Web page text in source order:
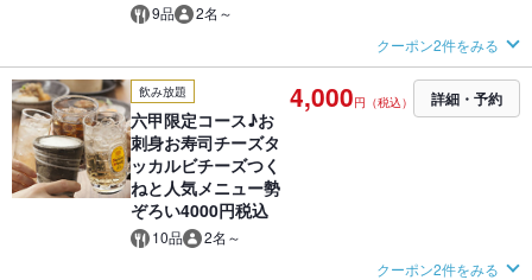
9品 2名～
クーポン2件をみる
飲み放題
六甲限定コース♪お
刺身お寿司チーズタ
ッカルビチーズつく
ねと人気メニュー勢
ぞろい4000円税込
10品 2名～
4,000円（税込） 詳細・予約
クーポン2件をみる